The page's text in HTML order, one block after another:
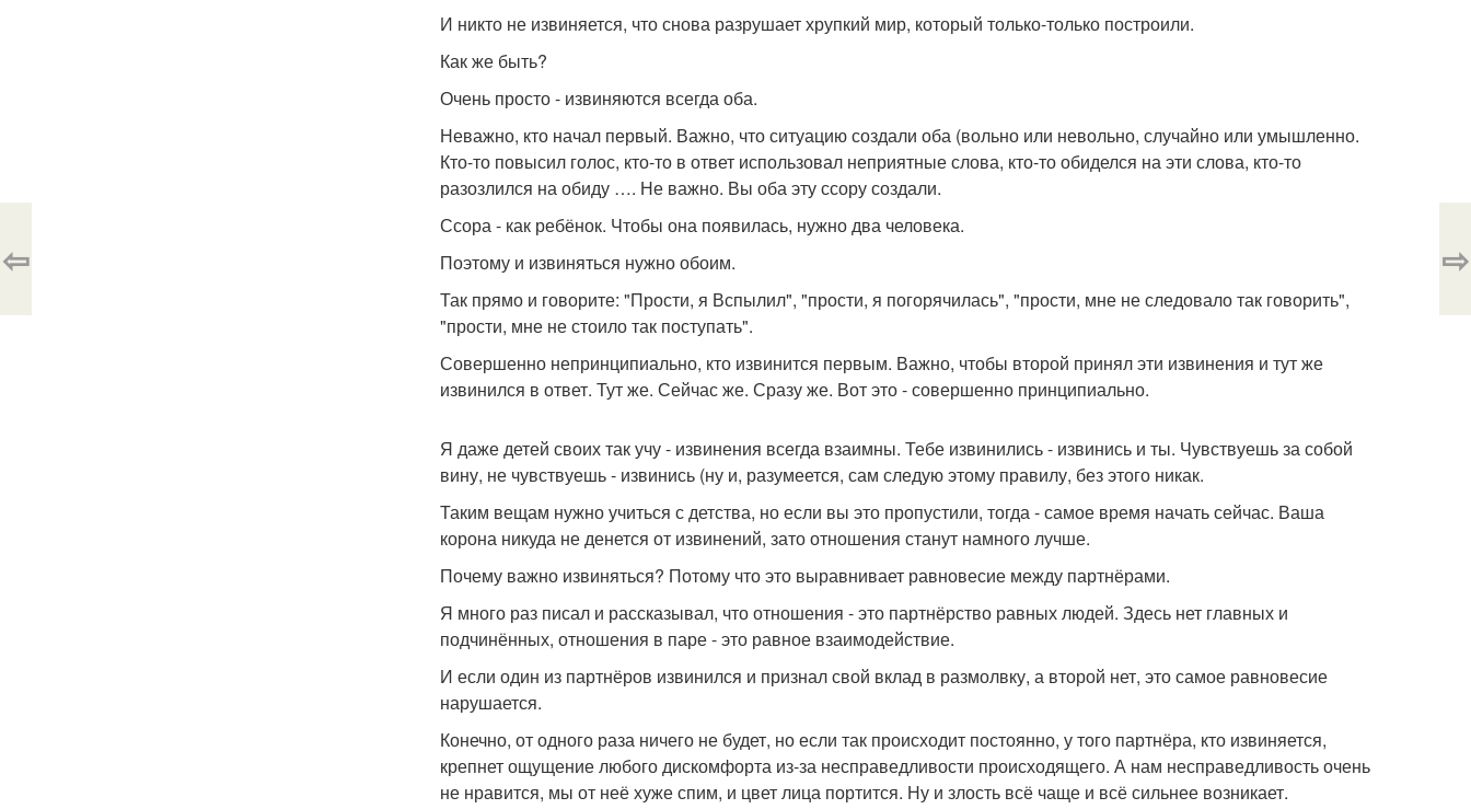
И никто не извиняется, что снова разрушает хрупкий мир, который только-только построили.
Как же быть?
Очень просто - извиняются всегда оба.
Неважно, кто начал первый. Важно, что ситуацию создали оба (вольно или невольно, случайно или умышленно.
Кто-то повысил голос, кто-то в ответ использовал неприятные слова, кто-то обиделся на эти слова, кто-то
разозлился на обиду …. Не важно. Вы оба эту ссору создали.
Ссора - как ребёнок. Чтобы она появилась, нужно два человека.
Поэтому и извиняться нужно обоим.
Так прямо и говорите: "Прости, я Вспылил", "прости, я погорячилась", "прости, мне не следовало так говорить",
"прости, мне не стоило так поступать".
Совершенно непринципиально, кто извинится первым. Важно, чтобы второй принял эти извинения и тут же
извинился в ответ. Тут же. Сейчас же. Сразу же. Вот это - совершенно принципиально.
Я даже детей своих так учу - извинения всегда взаимны. Тебе извинились - извинись и ты. Чувствуешь за собой
вину, не чувствуешь - извинись (ну и, разумеется, сам следую этому правилу, без этого никак.
Таким вещам нужно учиться с детства, но если вы это пропустили, тогда - самое время начать сейчас. Ваша
корона никуда не денется от извинений, зато отношения станут намного лучше.
Почему важно извиняться? Потому что это выравнивает равновесие между партнёрами.
Я много раз писал и рассказывал, что отношения - это партнёрство равных людей. Здесь нет главных и
подчинённых, отношения в паре - это равное взаимодействие.
И если один из партнёров извинился и признал свой вклад в размолвку, а второй нет, это самое равновесие
нарушается.
Конечно, от одного раза ничего не будет, но если так происходит постоянно, у того партнёра, кто извиняется,
крепнет ощущение любого дискомфорта из-за несправедливости происходящего. А нам несправедливость очень
не нравится, мы от неё хуже спим, и цвет лица портится. Ну и злость всё чаще и всё сильнее возникает.
⇦ ⇨